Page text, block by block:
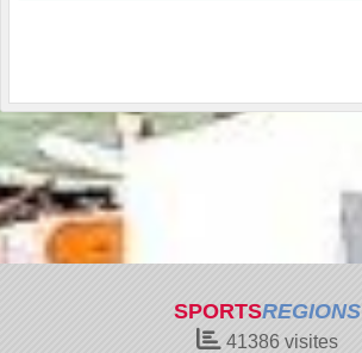
SPORTSREGIONS
41386visites